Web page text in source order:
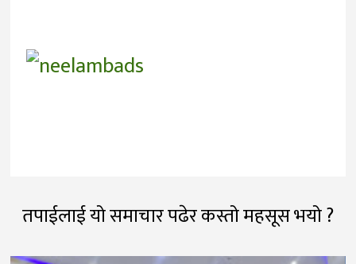
तपाईलाई यो समाचार पढेर कस्तो महसूस भयो ?